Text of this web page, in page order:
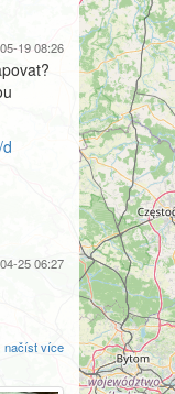
19 08:26
25 06:27
načíst více